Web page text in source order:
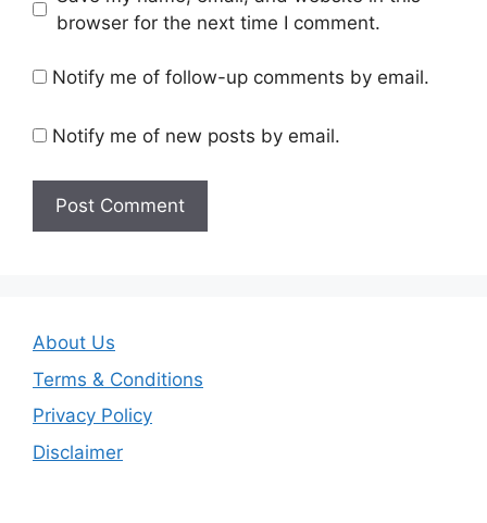
browser for the next time I comment.
Notify me of follow-up comments by email.
Notify me of new posts by email.
About Us
Terms & Conditions
Privacy Policy
Disclaimer